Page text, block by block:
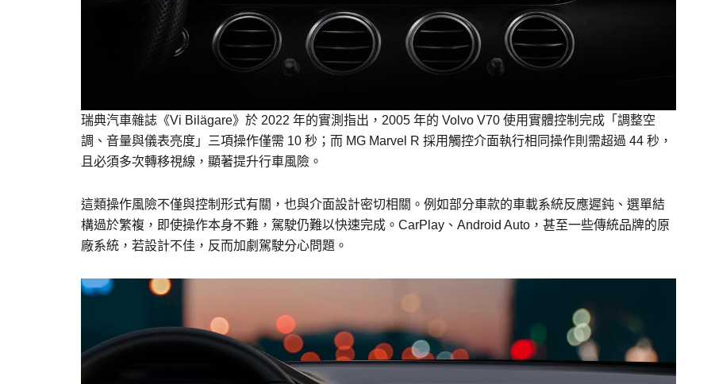
瑞典汽車雜誌《Vi Bilägare》於 2022 年的實測指出，2005 年的 Volvo V70 使用實體控制完成「調整空
調、音量與儀表亮度」三項操作僅需 10 秒；而 MG Marvel R 採用觸控介面執行相同操作則需超過 44 秒，
且必須多次轉移視線，顯著提升行車風險。
這類操作風險不僅與控制形式有關，也與介面設計密切相關。例如部分車款的車載系統反應遲鈍、選單結
構過於繁複，即使操作本身不難，駕駛仍難以快速完成。CarPlay、Android Auto，甚至一些傳統品牌的原
廠系統，若設計不佳，反而加劇駕駛分心問題。